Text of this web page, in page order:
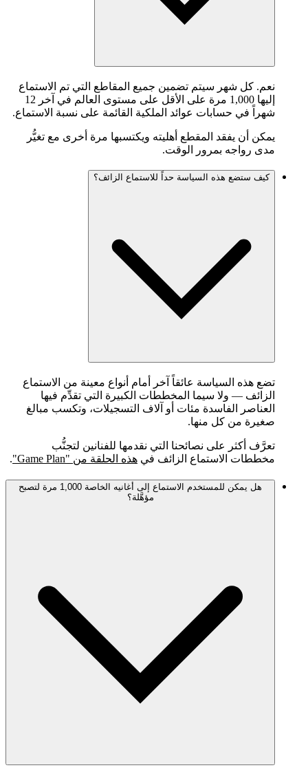
نعم. كل شهر سيتم تضمين جميع المقاطع التي تم الاستماع
إليها 1,000 مرة على الأقل على مستوى العالم في آخر 12
شهراً في حسابات عوائد الملكية القائمة على نسبة الاستماع.
يمكن أن يفقد المقطع أهليته ويكتسبها مرة أخرى مع تغيُّر
مدى رواجه بمرور الوقت.
كيف ستضع هذه السياسة حداً للاستماع الزائف؟
تضع هذه السياسة عائقاً آخر أمام أنواع معينة من الاستماع
الزائف — ولا سيما المخططات الكبيرة التي تقدِّم فيها
العناصر الفاسدة مئات أو آلاف التسجيلات، وتكسب مبالغ
صغيرة من كل منها.
تعرَّف أكثر على نصائحنا التي نقدمها للفنانين لتجنُّب
مخططات الاستماع الزائف في هذه الحلقة من "Game Plan" .
هل يمكن للمستخدم الاستماع إلى أغانيه الخاصة 1,000 مرة لتصبح
مؤهَّلة؟